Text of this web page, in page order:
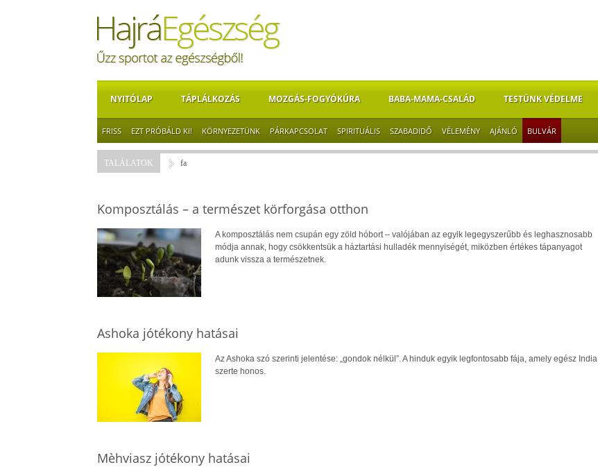
NYITÓLAP TÁPLÁLKOZÁS MOZGÁS-FOGYÓKÚRA BABA-MAMA-CSALÁD TESTÜNK VÉDELME
FRISS EZT PRÓBÁLD KI! KÖRNYEZETÜNK PÁRKAPCSOLAT SPIRITUÁLIS SZABADIDŐ VÉLEMÉNY AJÁNLÓ BULVÁR
TALÁLATOK fa
Komposztálás – a természet körforgása otthon
A komposztálás nem csupán egy zöld hóbort – valójában az egyik legegyszerűbb és leghasznosabb
módja annak, hogy csökkentsük a háztartási hulladék mennyiségét, miközben értékes tápanyagot
adunk vissza a természetnek.
Ashoka jótékony hatásai
Az Ashoka szó szerinti jelentése: „gondok nélkül”. A hinduk egyik legfontosabb fája, amely egész India
szerte honos.
Mèhviasz jótékony hatásai